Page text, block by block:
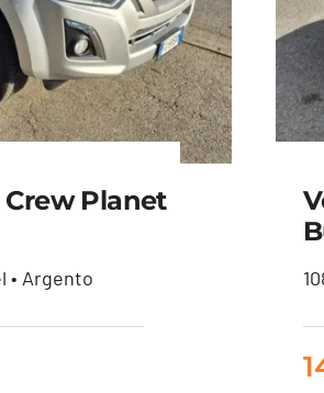
Crew Planet
• Argento